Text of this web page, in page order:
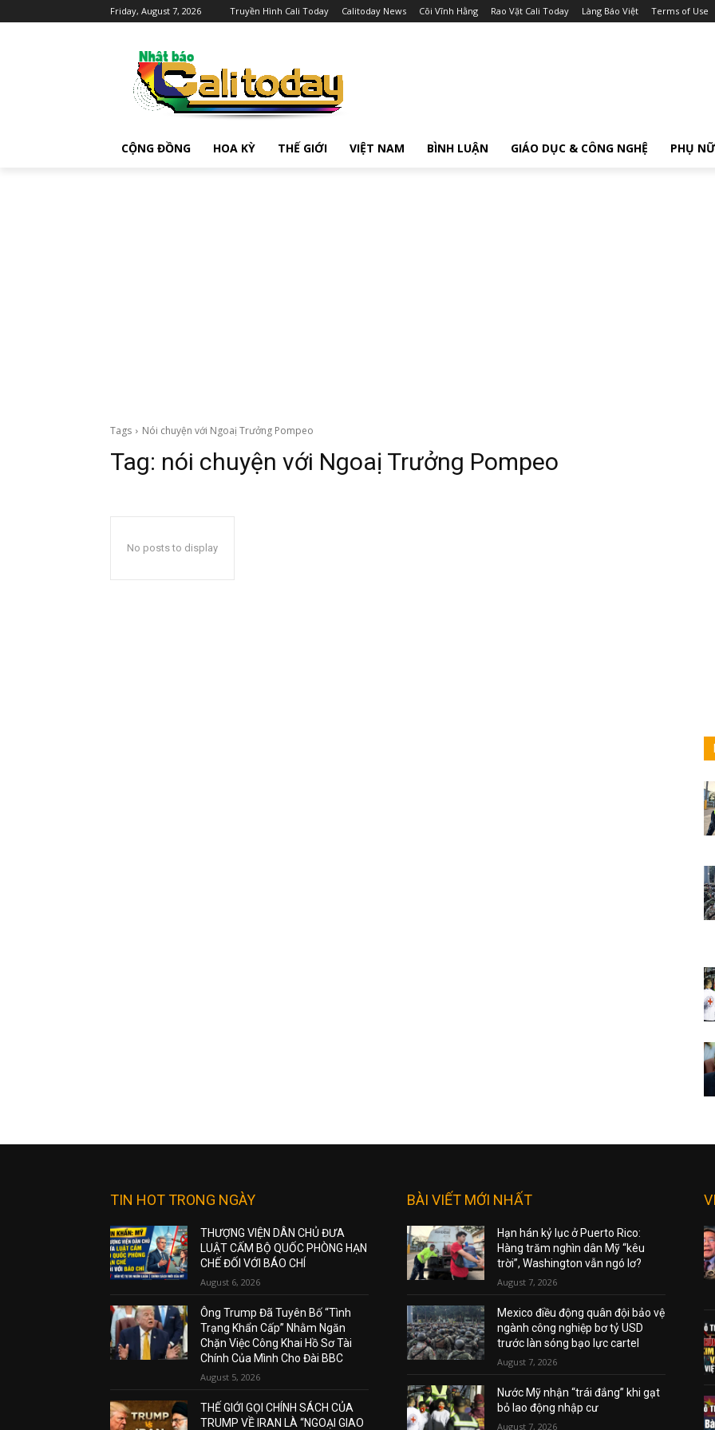
Friday, August 7, 2026 Truyền Hình Cali Today Calitoday News Cõi Vĩnh Hằng Rao Vặt Cali Today Làng Báo Việt Terms of Use
CỘNG ĐỒNG HOA KỲ THẾ GIỚI VIỆT NAM BÌNH LUẬN GIÁO DỤC & CÔNG NGHỆ PHỤ NỮ
Tags Nói chuyện với Ngoaị Trưởng Pompeo
Tag: nói chuyện với Ngoaị Trưởng Pompeo
No posts to display
TIN HOT TRONG NGÀY
THƯỢNG VIỆN DÂN CHỦ ĐƯA
LUẬT CẤM BỘ QUỐC PHÒNG HẠN
CHẾ ĐỐI VỚI BÁO CHÍ
August 6, 2026
Ông Trump Đã Tuyên Bố “Tình
Trạng Khẩn Cấp” Nhằm Ngăn
Chặn Việc Công Khai Hồ Sơ Tài
Chính Của Mình Cho Đài BBC
August 5, 2026
THẾ GIỚI GỌI CHÍNH SÁCH CỦA
TRUMP VỀ IRAN LÀ “NGOẠI GIAO
BÀI VIẾT MỚI NHẤT
Hạn hán kỷ lục ở Puerto Rico:
Hàng trăm nghìn dân Mỹ “kêu
trời”, Washington vẫn ngó lơ?
August 7, 2026
Mexico điều động quân đội bảo vệ
ngành công nghiệp bơ tỷ USD
trước làn sóng bạo lực cartel
August 7, 2026
Nước Mỹ nhận “trái đắng” khi gạt
bỏ lao động nhập cư
August 7, 2026